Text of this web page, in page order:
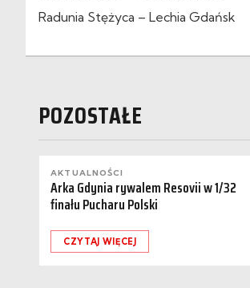
Radunia Stężyca – Lechia Gdańsk
POZOSTAŁE
AKTUALNOŚCI
Arka Gdynia rywalem Resovii w 1/32
finału Pucharu Polski
CZYTAJ WIĘCEJ